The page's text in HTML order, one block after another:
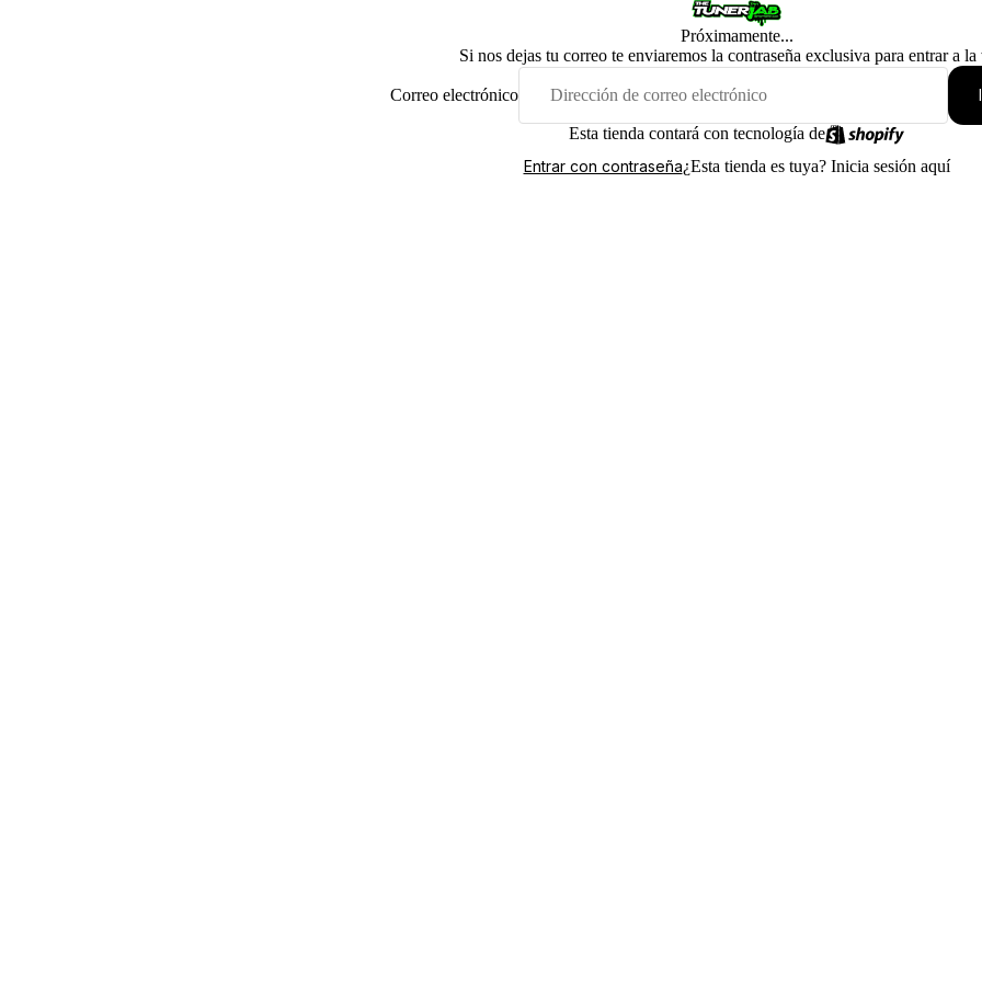
Próximamente...
Si nos dejas tu correo te enviaremos la contraseña exclusiva para entrar a la
Correo electrónico
Esta tienda contará con tecnología de
Entrar con contraseña¿Esta tienda es tuya? Inicia sesión aquí